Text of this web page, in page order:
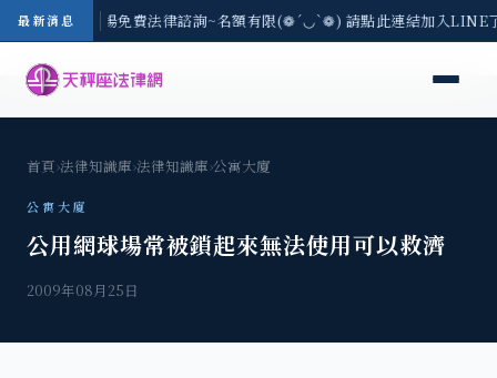
最新消息
區-8/3(一) 現場免費法律諮詢~名額有限(❁´◡`❁) 請點此連結加入
首頁›法律知識庫›法律知識庫›公寓大廈
公寓大廈
公用網球場常被鎖起來無法使用可以救濟
2009年08月25日